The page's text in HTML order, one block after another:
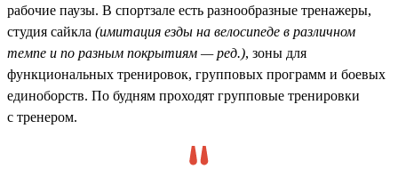
рабочие паузы. В спортзале есть разнообразные тренажеры,
студия сайкла (имитация езды на велосипеде в различном
темпе и по разным покрытиям — ред.), зоны для
функциональных тренировок, групповых программ и боевых
единоборств. По будням проходят групповые тренировки
с тренером.